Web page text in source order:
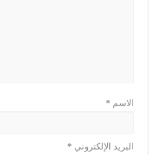
الاسم *
البريد الإلكتروني *